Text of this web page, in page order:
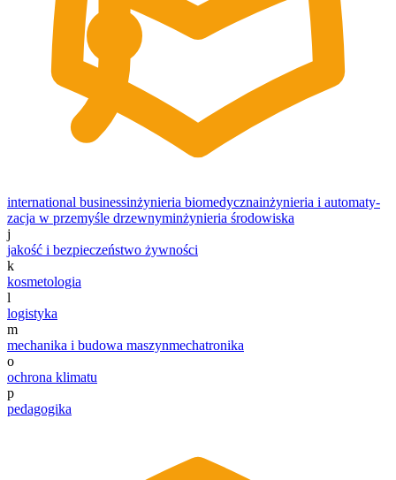
international businessinżynieria biomedycznainżynie­ria i au­to­ma­ty­
zacja w prze­myśle drzew­nyminżynieria środowiska
j
jakość i bezpieczeństwo żywności
k
kosmetologia
l
logistyka
m
mechanika i budowa maszynmechatronika
o
ochrona klimatu
p
pedagogika